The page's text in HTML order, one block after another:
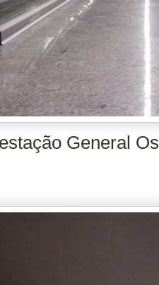
General